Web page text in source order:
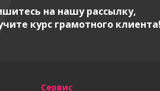
на нашу рассылку,
курс грамотного клиента!
Сервис